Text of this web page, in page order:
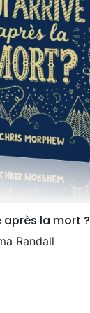
la mort ?
Randall